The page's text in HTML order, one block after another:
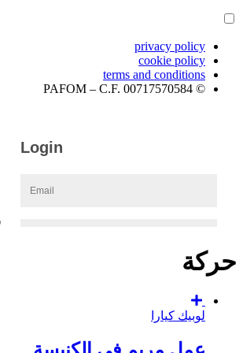
privacy policy
cookie policy
terms and conditions
© PAFOM – C.F. 00717570584
حركة
لوبيك كيارا